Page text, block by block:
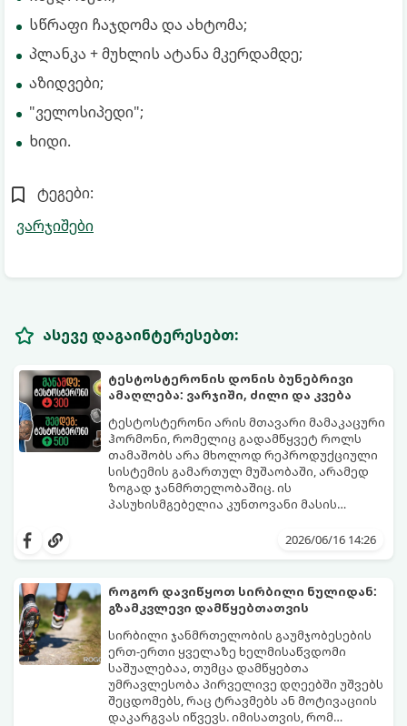
სწრაფი ჩაჯდომა და ახტომა;
პლანკა + მუხლის ატანა მკერდამდე;
აზიდვები;
"ველოსიპედი";
ხიდი.
ტეგები:
ვარჯიშები
ასევე დაგაინტერესებთ:
ტესტოსტერონის დონის ბუნებრივი
ამაღლება: ვარჯიში, ძილი და კვება
ტესტოსტერონი არის მთავარი მამაკაცური
ჰორმონი, რომელიც გადამწყვეტ როლს
თამაშობს არა მხოლოდ რეპროდუქციული
სისტემის გამართულ მუშაობაში, არამედ
ზოგად ჯანმრთელობაშიც. ის
პასუხისმგებელია კუნთოვანი მასის
დონეზე, გუნება-განწყობაზე,
ორგანიზმში ტესტოსტერონის დონე
თანამედროვე სტრესული ცხოვრების წესი,
არასწორი კვება და უმოძრაობა ამ პროცესს
კატასტროფულად აჩქარებს. დაბალი
ტესტოსტერონი იწვევს მუდმივ
დაღლილობას, დეპრესიას, კუნთების
განლევასა და ცხიმის დაგროვებას მუცლის
არეში.
სინთეტიკური ჰორმონალური თერაპიის
დაწყებამდე, რომელსაც ხშირად
სერიოზული გვერდითი ეფექტები აქვს,
უმჯობესია ორგანიზმს ტესტოსტერონის
გამომუშავებაში ბუნებრივი, მეცნიერულად
დადასტურებული გზებით დაეხმაროთ.
წარმოგიდგენთ ტესტოსტერონის
2026/06/16 14:26
როგორ დავიწყოთ სირბილი ნულიდან:
გზამკვლევი დამწყებთათვის
სირბილი ჯანმრთელობის გაუმჯობესების
ერთ-ერთი ყველაზე ხელმისაწვდომი
საშუალებაა, თუმცა დამწყებთა
უმრავლესობა პირველივე დღეებში უშვებს
შეცდომებს, რაც ტრავმებს ან მოტივაციის
დაკარგვას იწვევს. იმისათვის, რომ